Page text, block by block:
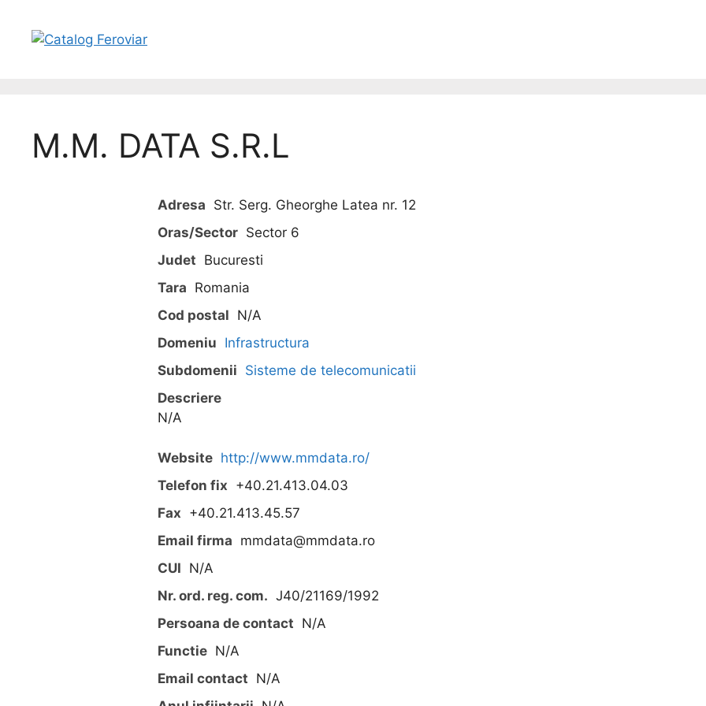
M.M. DATA S.R.L
Adresa Str. Serg. Gheorghe Latea nr. 12
Oras/Sector Sector 6
Judet Bucuresti
Tara Romania
Cod postal N/A
Domeniu Infrastructura
Subdomenii Sisteme de telecomunicatii
Descriere
N/A
Website http://www.mmdata.ro/
Telefon fix +40.21.413.04.03
Fax +40.21.413.45.57
Email firma mmdata@mmdata.ro
CUI N/A
Nr. ord. reg. com. J40/21169/1992
Persoana de contact N/A
Functie N/A
Email contact N/A